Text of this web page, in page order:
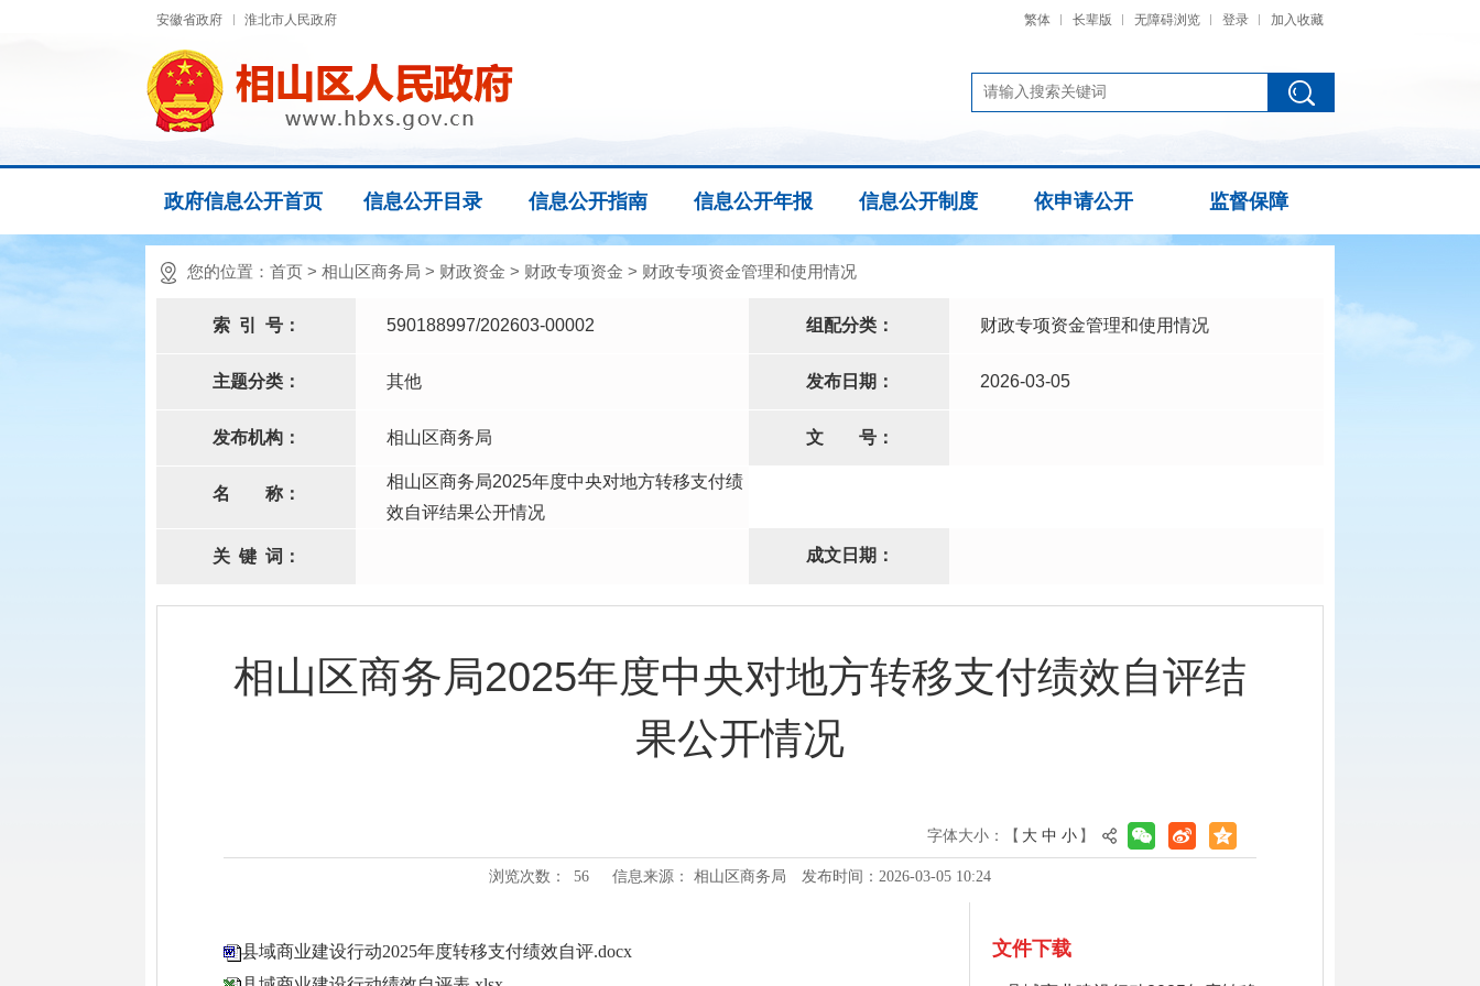
安徽省政府 淮北市人民政府 繁体 长辈版 无障碍浏览 登录 加入收藏
政府信息公开首页 信息公开目录 信息公开指南 信息公开年报 信息公开制度 依申请公开 监督保障
您的位置： 首页 > 相山区商务局 > 财政资金 > 财政专项资金 > 财政专项资金管理和使用情况
索 引 号： 590188997/202603-00002 组配分类： 财政专项资金管理和使用情况
主题分类： 其他 发布日期： 2026-03-05
发布机构： 相山区商务局 文 号：
名 称：
相山区商务局2025年度中央对地方转移支付绩
效自评结果公开情况
关 键 词： 成文日期：
相山区商务局2025年度中央对地方转移支付绩效自评结
果公开情况
字体大小：【 大 中 小 】
浏览次数： 56 信息来源： 相山区商务局 发布时间：2026-03-05 10:24
县域商业建设行动2025年度转移支付绩效自评.docx
文件下载